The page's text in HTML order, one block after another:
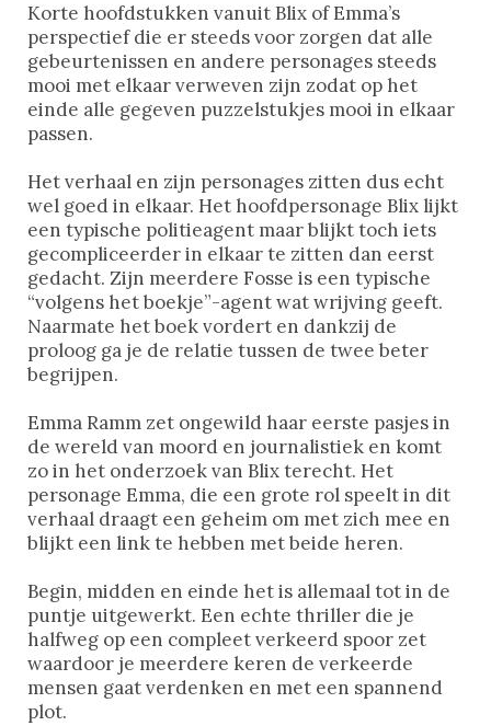
Korte hoofdstukken vanuit Blix of Emma’s
perspectief die er steeds voor zorgen dat alle
gebeurtenissen en andere personages steeds
mooi met elkaar verweven zijn zodat op het
einde alle gegeven puzzelstukjes mooi in elkaar
passen.
Het verhaal en zijn personages zitten dus echt
wel goed in elkaar. Het hoofdpersonage Blix lijkt
een typische politieagent maar blijkt toch iets
gecompliceerder in elkaar te zitten dan eerst
gedacht. Zijn meerdere Fosse is een typische
“volgens het boekje”-agent wat wrijving geeft.
Naarmate het boek vordert en dankzij de
proloog ga je de relatie tussen de twee beter
begrijpen.
Emma Ramm zet ongewild haar eerste pasjes in
de wereld van moord en journalistiek en komt
zo in het onderzoek van Blix terecht. Het
personage Emma, die een grote rol speelt in dit
verhaal draagt een geheim om met zich mee en
blijkt een link te hebben met beide heren.
Begin, midden en einde het is allemaal tot in de
puntje uitgewerkt. Een echte thriller die je
halfweg op een compleet verkeerd spoor zet
waardoor je meerdere keren de verkeerde
mensen gaat verdenken en met een spannend
plot.